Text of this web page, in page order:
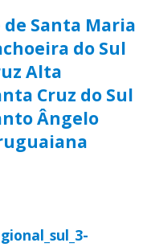
Santa Maria
do Sul
Alta
Cruz do Sul
Ângelo